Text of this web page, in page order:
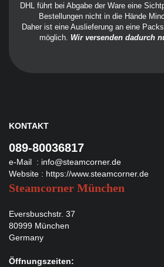
DHL führt bei Abgabe der Ware eine
Bestellungen nicht in die Hände
Daher ist eine Auslieferung an eine
möglich. Wir versenden dadurch
KONTAKT
089-80036817
e-Mail : info@steamcorner.de
Website : https://www.steamcorner.de
Steamcorner München
Eversbuschstr. 37
80999 München
Germany
Öffnungszeiten: